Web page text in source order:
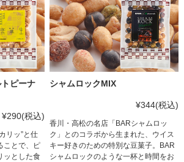
ピーナ
¥290(税込)
リッ”と仕
ことで、ピ
ッとした食
シャムロックMIX
¥344(税込)
香川・高松の名店「BARシャムロッ
ク」とのコラボから生まれた、ウイス
キー好きのための特別な豆菓子。BAR
シャムロックのような一杯と時間をお